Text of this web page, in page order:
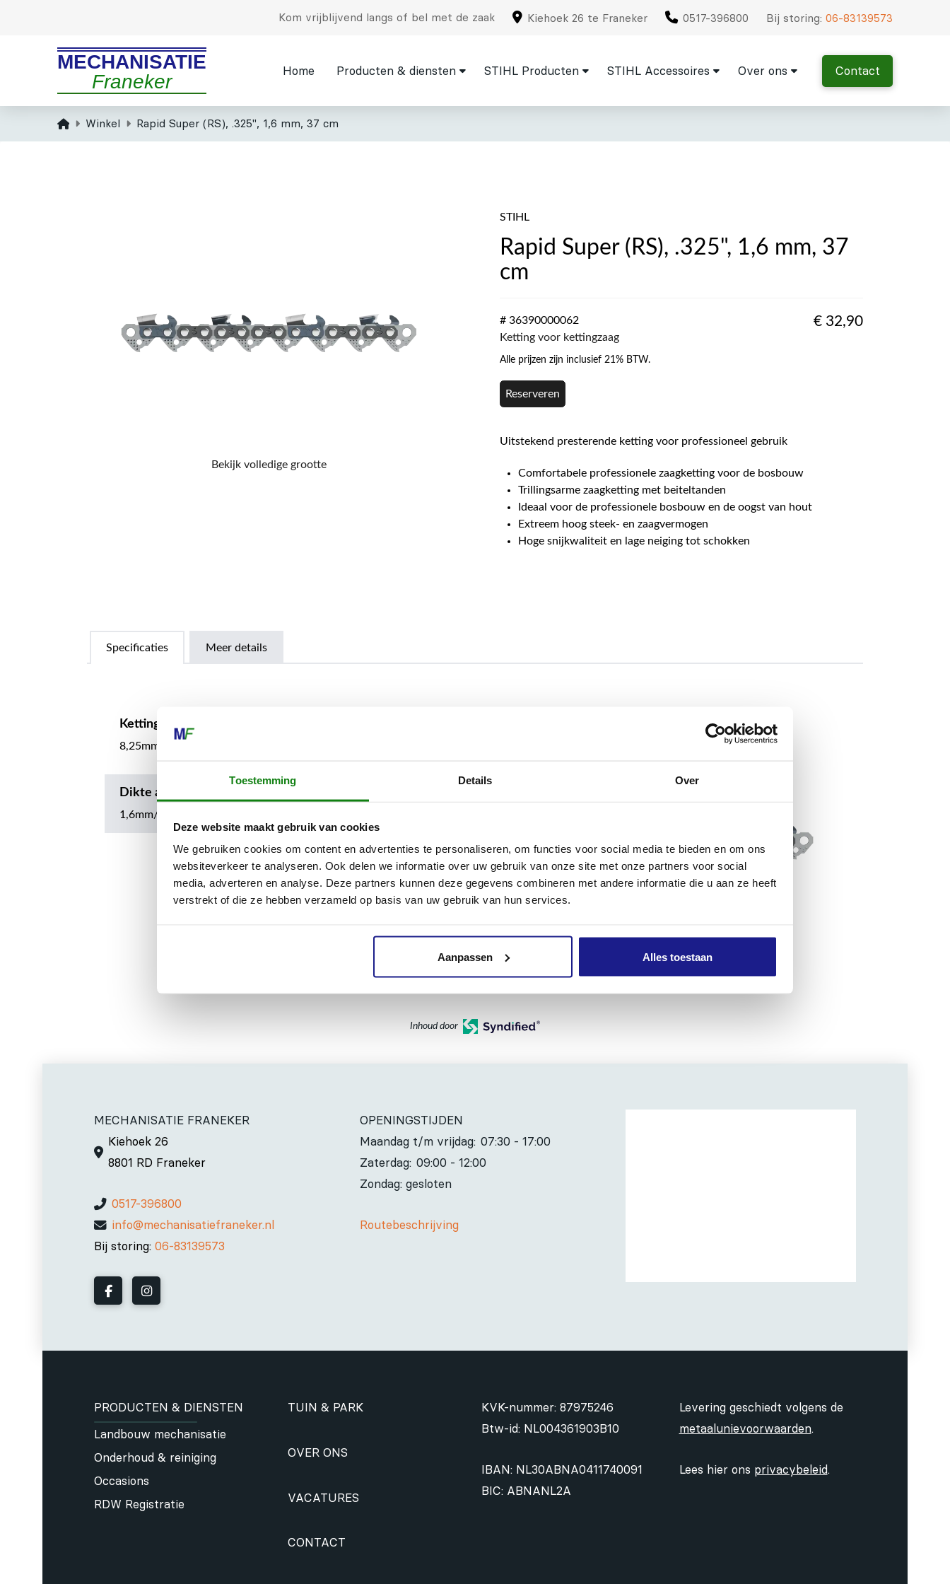
Toestemming Details Over
Deze website maakt gebruik van cookies
We gebruiken cookies om content en advertenties te personaliseren, om functies voor social media te bieden en om ons
websiteverkeer te analyseren. Ook delen we informatie over uw gebruik van onze site met onze partners voor social
media, adverteren en analyse. Deze partners kunnen deze gegevens combineren met andere informatie die u aan ze heeft
verstrekt of die ze hebben verzameld op basis van uw gebruik van hun services.
Aanpassen Alles toestaan
Kom vrijblijvend langs of bel met de zaak Kiehoek 26 te Franeker 0517-396800 Bij storing:06-83139573
MECHANISATIE
Franeker
Home Producten & diensten STIHL Producten STIHL Accessoires Over ons Contact
HomeWinkel Rapid Super (RS), .325", 1,6 mm, 37 cm
Bekijk volledige grootte
STIHL
Rapid Super (RS), .325", 1,6 mm, 37
cm
# 36390000062
Ketting voor kettingzaag
€ 32,90
Alle prijzen zijn inclusief 21% BTW.
Reserveren
Uitstekend presterende ketting voor professioneel gebruik
Comfortabele professionele zaagketting voor de bosbouw
Trillingsarme zaagketting met beiteltanden
Ideaal voor de professionele bosbouw en de oogst van hout
Extreem hoog steek- en zaagvermogen
Hoge snijkwaliteit en lage neiging tot schokken
Specificaties Meer details
Kettingsteek
8,25mm/.325"
Dikte aandrijfschakel
1,6mm/.063"
Inhoud door
MECHANISATIE FRANEKER
Kiehoek 26
8801 RD Franeker
0517-396800
info@mechanisatiefraneker.nl
Bij storing:06-83139573
OPENINGSTIJDEN
Maandag t/m vrijdag: 07:30 - 17:00
Zaterdag: 09:00 - 12:00
Zondag: gesloten
Routebeschrijving
PRODUCTEN & DIENSTEN
Landbouw mechanisatie
Onderhoud & reiniging
Occasions
RDW Registratie
TUIN & PARK
OVER ONS
VACATURES
CONTACT
KVK-nummer: 87975246
Btw-id: NL004361903B10
IBAN: NL30ABNA0411740091
BIC: ABNANL2A
Levering geschiedt volgens de
metaalunievoorwaarden.
Lees hier ons privacybeleid.